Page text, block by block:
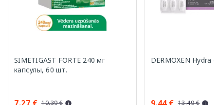
SIMETIGAST FORTE 240 мг
капсулы, 60 шт.
10.39 €
DERMOXEN Hydra
13.49 €